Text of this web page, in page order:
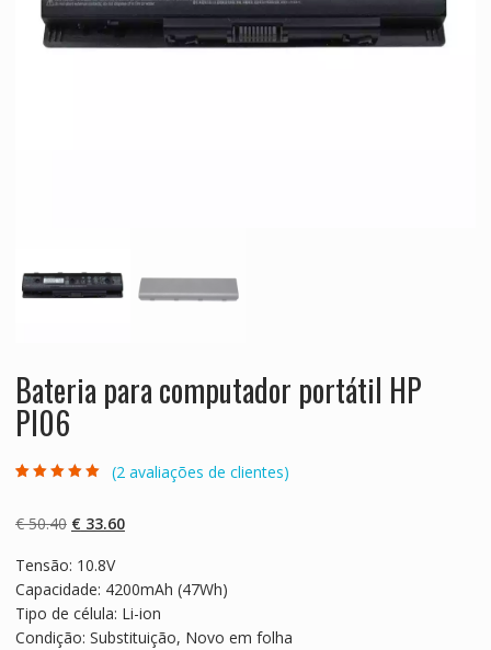
Bateria para computador portátil HP
PI06
com base em
classificaçõe
(2 avaliações de clientes)
€50.40 O
original
era:
€ 50.40.
€33.60O
é:
€ 33.60.
Tensão: 10.8V
Capacidade: 4200mAh (47Wh)
Tipo de célula: Li-ion
Condição: Substituição, Novo em folha